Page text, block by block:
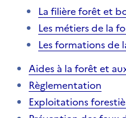
La filière forêt et
Les métiers de la
Les formations de
Aides à la forêt et
Règlementation
Exploitations